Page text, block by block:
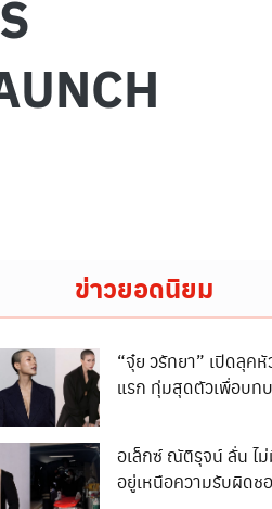
ข่าวยอดนิยม
“จุ๋ย วรัทยา” เปิดลุคหั
แรก ทุ่มสุดตัวเพื่อบท
อเล็กซ์ ณัติรุจน์ ลั่น ไม่
อยู่เหนือความรับผิดช